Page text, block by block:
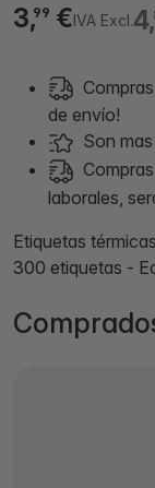
3,99 €IVA Excl.
de envío!
Son
laborales,
Etiquetas
300 etiquetas -